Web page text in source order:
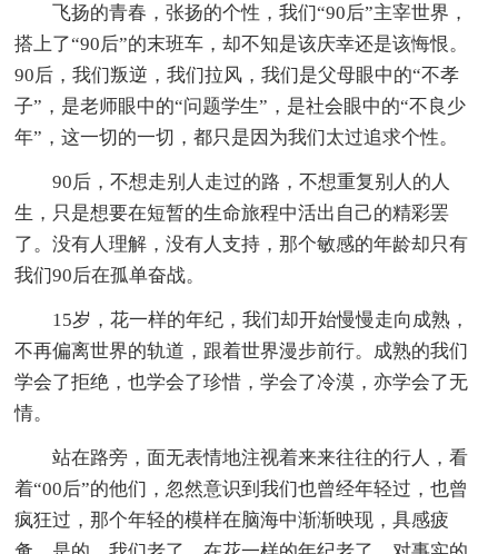
飞扬的青春，张扬的个性，我们“90后”主宰世界，
搭上了“90后”的末班车，却不知是该庆幸还是该悔恨。
90后，我们叛逆，我们拉风，我们是父母眼中的“不孝
子”，是老师眼中的“问题学生”，是社会眼中的“不良少
年”，这一切的一切，都只是因为我们太过追求个性。
90后，不想走别人走过的路，不想重复别人的人
生，只是想要在短暂的生命旅程中活出自己的精彩罢
了。没有人理解，没有人支持，那个敏感的年龄却只有
我们90后在孤单奋战。
15岁，花一样的年纪，我们却开始慢慢走向成熟，
不再偏离世界的轨道，跟着世界漫步前行。成熟的我们
学会了拒绝，也学会了珍惜，学会了冷漠，亦学会了无
情。
站在路旁，面无表情地注视着来来往往的行人，看
着“00后”的他们，忽然意识到我们也曾经年轻过，也曾
疯狂过，那个年轻的模样在脑海中渐渐映现，具感疲